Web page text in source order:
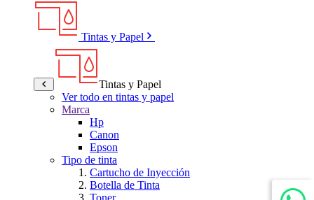
Tintas y Papel
Tintas y Papel
Ver todo en tintas y papel
Marca
Hp
Canon
Epson
Tipo de tinta
Cartucho de Inyección
Botella de Tinta
Toner